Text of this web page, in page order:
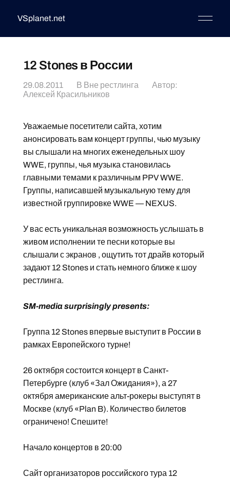
VSplanet.net
12 Stones в России
29.08.2011 В Вне рестлинга
Автор:
Алексей Красильников
Уважаемые посетители сайта, хотим
анонсировать вам концерт группы, чью музыку
вы слышали на многих еженедельных шоу
WWE, группы, чья музыка становилась
главными темами к различным PPV WWE.
Группы, написавшей музыкальную тему для
известной группировке WWE — NEXUS.
У вас есть уникальная возможность услышать в
живом исполнении те песни которые вы
слышали с экранов , ощутить тот драйв который
задают 12 Stones и стать немного ближе к шоу
рестлинга.
SM-media surprisingly presents:
Группа 12 Stones впервые выступит в России в
рамках Европейского турне!
26 октября состоится концерт в Санкт-
Петербурге (клуб «Зал Ожидания»), а 27
октября американские альт-рокеры выступят в
Москве (клуб «Plan B). Количество билетов
ограничено! Спешите!
Начало концертов в 20:00
Сайт организаторов российского тура 12